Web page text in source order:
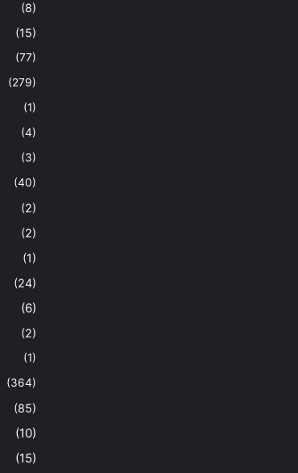
(8)
(15)
(77)
(279)
(1)
(4)
(3)
(40)
(2)
(2)
(1)
(24)
(6)
(2)
(1)
(364)
(85)
(10)
(15)